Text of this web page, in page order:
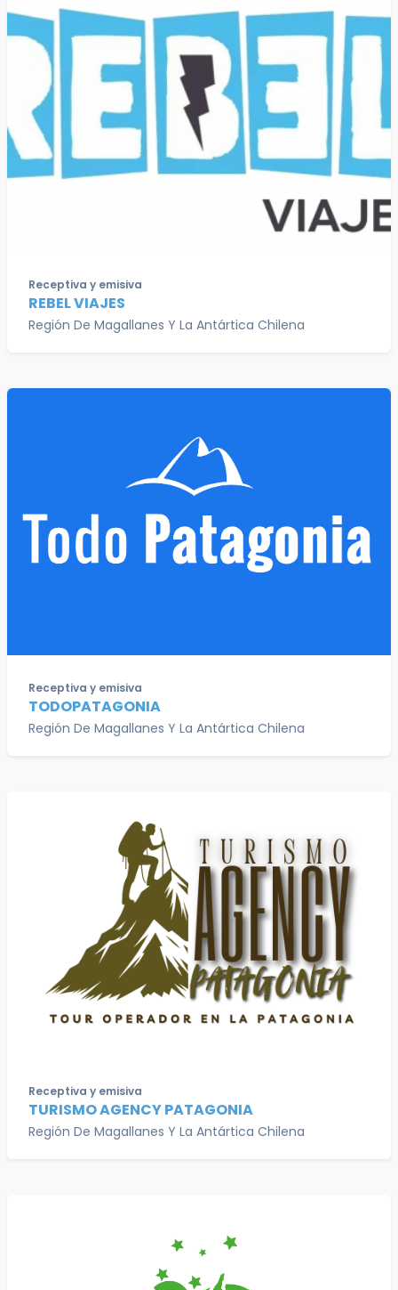
Receptiva y emisiva
REBEL VIAJES
Región De Magallanes Y La Antártica Chilena
Receptiva y emisiva
TODOPATAGONIA
Región De Magallanes Y La Antártica Chilena
Receptiva y emisiva
TURISMO AGENCY PATAGONIA
Región De Magallanes Y La Antártica Chilena